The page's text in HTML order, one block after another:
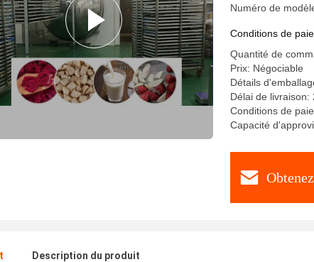
Numéro de
Conditions de
Quantité de
Prix: Négociable
Détails
Délai de livraison:
Conditions de
Capacité
Description du produit